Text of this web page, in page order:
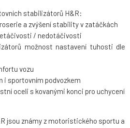
stabilizátorů H&R:
a zvýšení stability v zatáčkách
/ nedotáčivosti
možnost nastavení tuhosti dle
vozu
i sportovním podvozkem
oceli s kovanými konci pro uchycení
jsou známy z motoristického sportu a